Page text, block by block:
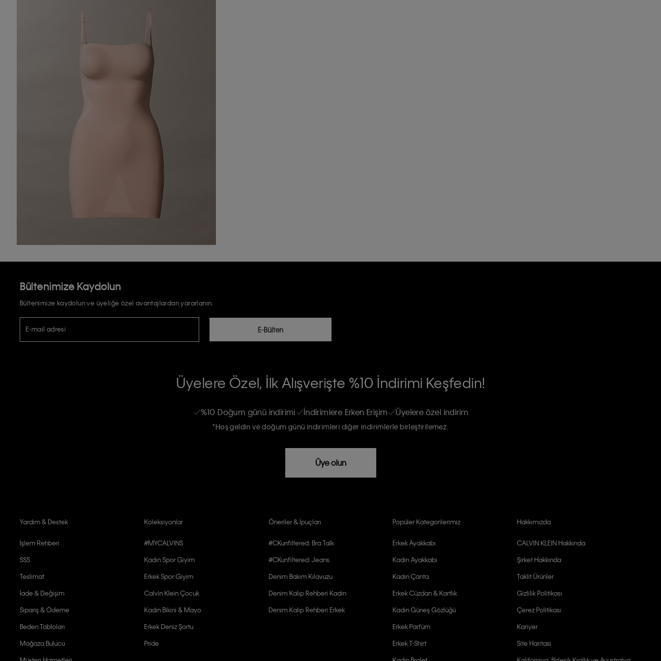
Bültenimize Kaydolun
Bültenimize kaydolun ve üyeliğe özel avantajlardan yararlanın.
E-mail adresi E-Bülten
Calvin Klein e-bültenine abone olarak, kişisel verilerimin Calvin Klein tarafına gönderileceğinin ve güncel ürün,
Üyelere Özel, İlk Alışverişte %10 İndirimi Keşfedin!
%10 Doğum günü indirimi İndirimlere Erken Erişim Üyelere özel indirim
*Hoş geldin ve doğum günü indirimleri diğer indirimlerle birleştirilemez.
Üye olun
Yardım & Destek
İşlem Rehberi
SSS
Teslimat
İade & Değişim
Sipariş & Ödeme
Beden Tabloları
Mağaza Bulucu
Koleksiyonlar
#MYCALVINS
Kadın Spor Giyim
Erkek Spor Giyim
Calvin Klein Çocuk
Kadın Bikini & Mayo
Erkek Deniz Şortu
Pride
Öneriler & İpuçları
#CKunfiltered: Bra Talk
#CKunfiltered: Jeans
Denim Bakım Kılavuzu
Denim Kalıp Rehberi Kadın
Denim Kalıp Rehberi Erkek
Popüler Kategorilerimiz
Erkek Ayakkabı
Kadın Ayakkabı
Kadın Çanta
Erkek Cüzdan & Kartlık
Kadın Güneş Gözlüğü
Erkek Parfüm
Erkek T-Shirt
Hakkımızda
CALVIN KLEIN Hakkında
Şirket Hakkında
Taklit Ürünler
Gizlilik Politikası
Çerez Politikası
Kariyer
Site Haritasi